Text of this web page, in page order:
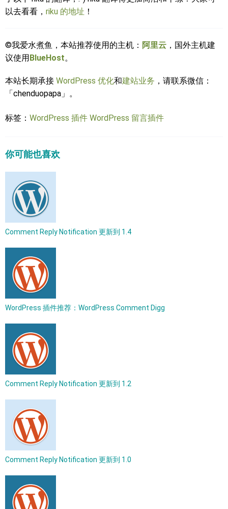
以去看看， riku 的地址 ！
©我爱水煮鱼，本站推荐使用的主机： 阿里云 ，国外主机建
议使用BlueHost。
本站长期承接 WordPress 优化和建站业务 ，请联系微信：
「chenduopapa」。
标签： WordPress 插件 WordPress 留言插件
你可能也喜欢
Comment Reply Notification 更新到 1.4
WordPress 插件推荐：WordPress Comment Digg
Comment Reply Notification 更新到 1.2
Comment Reply Notification 更新到 1.0